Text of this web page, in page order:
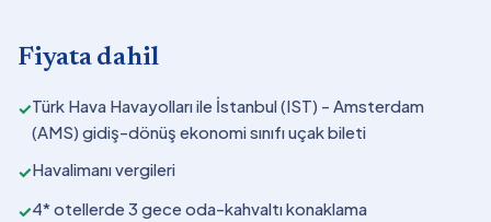
Fiyata dahil
✓Türk Hava Havayolları ile İstanbul (IST) - Amsterdam
(AMS) gidiş-dönüş ekonomi sınıfı uçak bileti
✓Havalimanı vergileri
✓4* otellerde 3 gece oda-kahvaltı konaklama